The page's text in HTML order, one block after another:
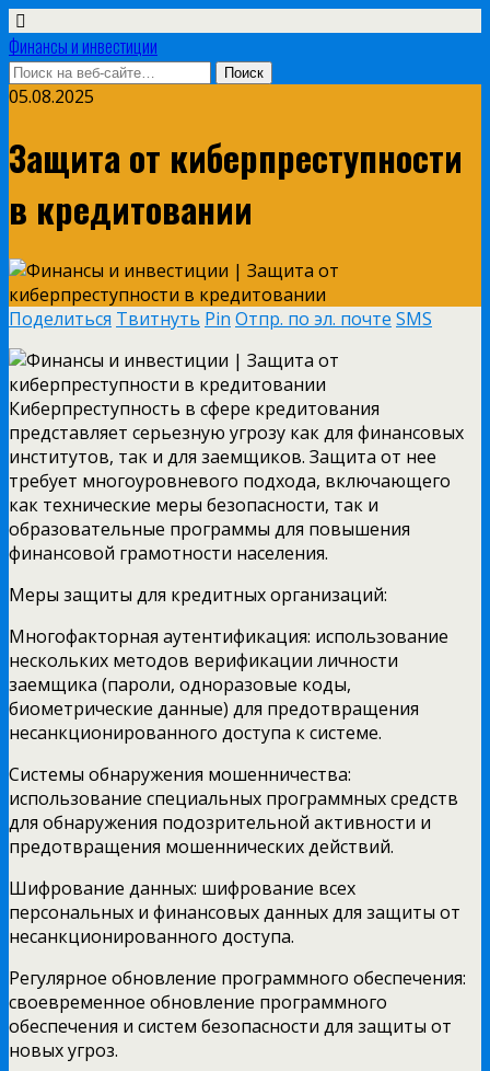
Финансы и инвестиции
05.08.2025
Защита от киберпреступности
в кредитовании
Поделиться Твитнуть Pin Отпр. по эл. почте SMS
Киберпреступность в сфере кредитования
представляет серьезную угрозу как для финансовых
институтов, так и для заемщиков. Защита от нее
требует многоуровневого подхода, включающего
как технические меры безопасности, так и
образовательные программы для повышения
финансовой грамотности населения.
Меры защиты для кредитных организаций:
Многофакторная аутентификация: использование
нескольких методов верификации личности
заемщика (пароли, одноразовые коды,
биометрические данные) для предотвращения
несанкционированного доступа к системе.
Системы обнаружения мошенничества:
использование специальных программных средств
для обнаружения подозрительной активности и
предотвращения мошеннических действий.
Шифрование данных: шифрование всех
персональных и финансовых данных для защиты от
несанкционированного доступа.
Регулярное обновление программного обеспечения:
своевременное обновление программного
обеспечения и систем безопасности для защиты от
новых угроз.